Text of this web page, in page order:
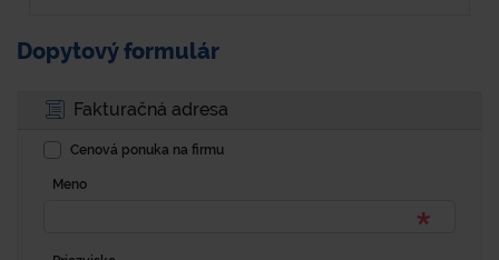
Dopytový formulár
Fakturačná adresa
Cenová ponuka na firmu
Meno